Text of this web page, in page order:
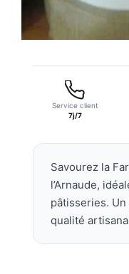
Service client
7j/7
Savourez la
l’Arnaude,
pâtisseries.
qualité